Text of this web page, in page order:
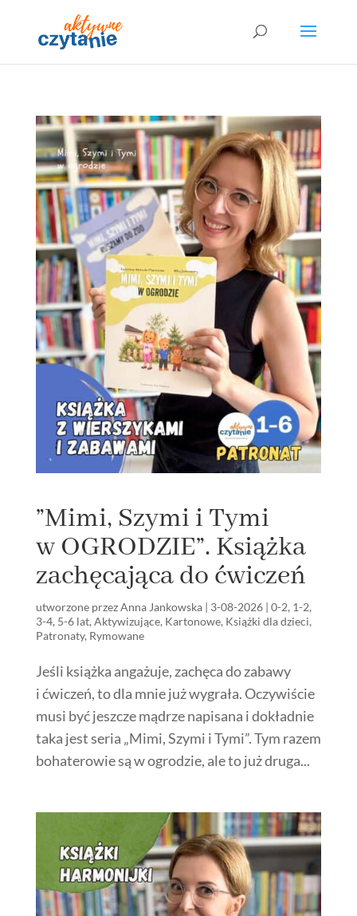
”Mimi, Szymi i Tymi
w OGRODZIE”. Książka
zachęcająca do ćwiczeń
utworzone przezAnna Jankowska| 3-08-2026| 0-2, 1-2,
3-4, 5-6 lat, Aktywizujące, Kartonowe, Książki dla dzieci,
Patronaty, Rymowane
Jeśli książka angażuje, zachęca do zabawy
i ćwiczeń, to dla mnie już wygrała. Oczywiście
musi być jeszcze mądrze napisana i dokładnie
taka jest seria „Mimi, Szymi i Tymi”. Tym razem
bohaterowie są w ogrodzie, ale to już druga...